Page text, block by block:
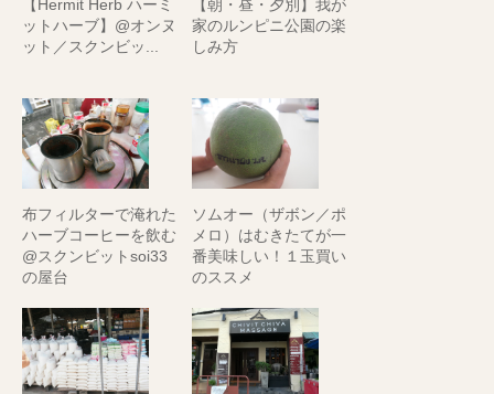
【Hermit Herb ハーミ
ットハーブ】@オンヌ
ット／スクンビッ...
【朝・昼・夕別】我が
家のルンピニ公園の楽
しみ方
布フィルターで淹れた
ハーブコーヒーを飲む
@スクンビットsoi33
の屋台
ソムオー（ザボン／ポ
メロ）はむきたてが一
番美味しい！１玉買い
のススメ